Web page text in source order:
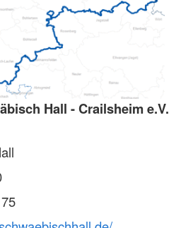
Hall - Crailsheim e.V.